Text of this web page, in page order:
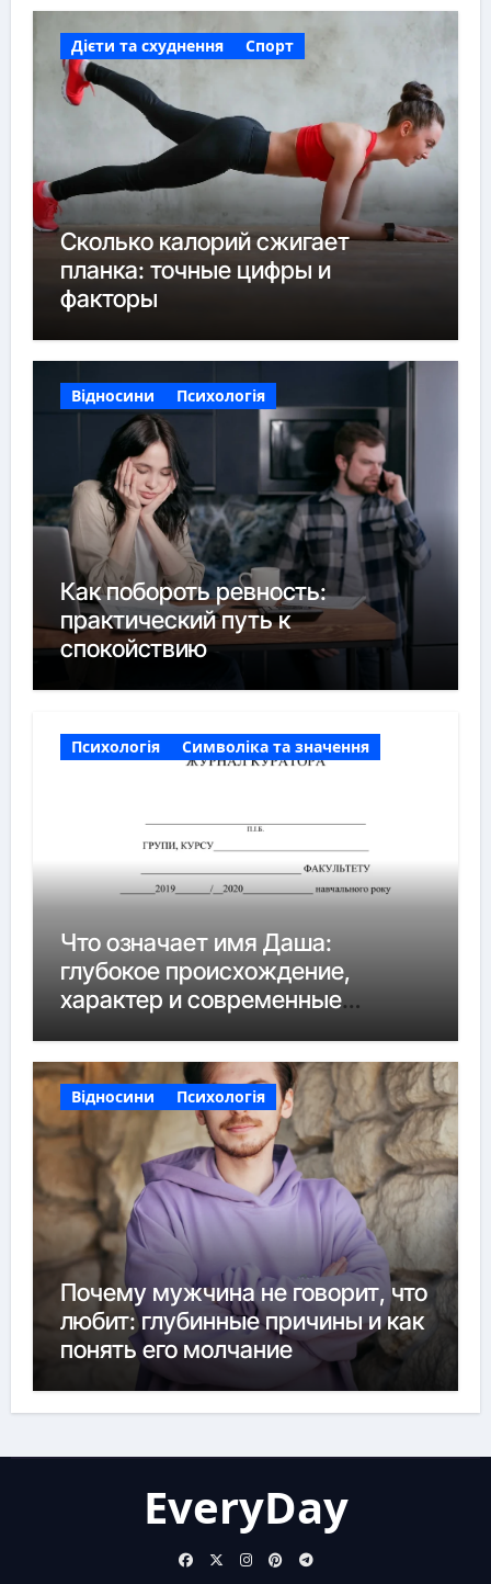
Дієти та схуднення Спорт
Сколько калорий сжигает
планка: точные цифры и
факторы
Відносини Психологія
Как побороть ревность:
практический путь к
спокойствию
Психологія Символіка та значення
Что означает имя Даша:
глубокое происхождение,
характер и современные
Відносини Психологія
Почему мужчина не говорит, что
любит: глубинные причины и как
понять его молчание
EveryDay